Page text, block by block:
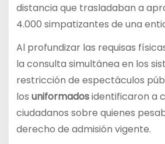
distancia que trasladaban a
4.000 simpatizantes de una
Al profundizar las requisas
la consulta simultánea en los
restricción de espectáculos
los uniformadosidentificaron a
ciudadanos sobre quienes
derecho de admisión vigente.